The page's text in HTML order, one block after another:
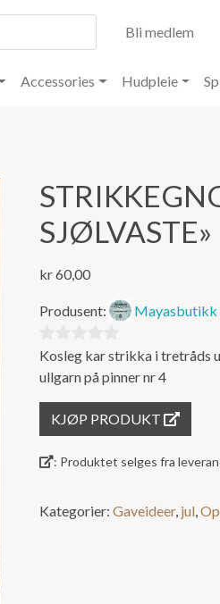
Bli medlem
Accessories Hudpleie
SJØLVASTE»
kr60,00
Produsent: Mayasbutikk
0
ut
av
Kosleg kar strikka i tretråds
ullgarn på pinner nr 4
KJØP PRODUKT
: Produktet selges fra
Kategorier:Gaveideer, jul,